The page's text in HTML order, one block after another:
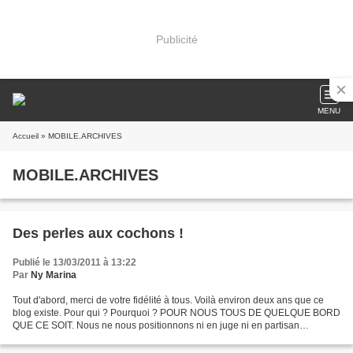
Publicité
MENU
Accueil » MOBILE.ARCHIVES
MOBILE.ARCHIVES
Des perles aux cochons !
Publié le 13/03/2011 à 13:22
Par Ny Marina
Tout d'abord, merci de votre fidélité à tous. Voilà environ deux ans que ce
blog existe. Pour qui ? Pourquoi ? POUR NOUS TOUS DE QUELQUE BORD
QUE CE SOIT. Nous ne nous positionnons ni en juge ni en partisan